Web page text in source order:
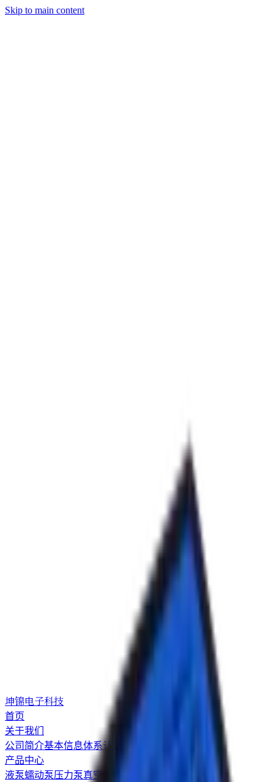
Skip to main content
坤锦电子科技
首页
关于我们
公司简介基本信息体系认证
产品中心
液泵蠕动泵压力泵真空泵